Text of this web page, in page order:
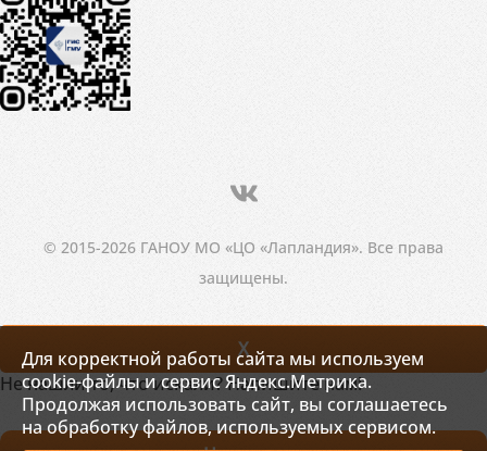
© 2015-2026 ГАНОУ МО «ЦО «Лапландия». Все права
защищены.
Для корректной работы сайта мы используем
cookie-файлы и сервис Яндекс.Метрика.
Продолжая использовать сайт, вы соглашаетесь
на обработку файлов, используемых сервисом.
X
Не нашли то, что искали? Напишите нам!